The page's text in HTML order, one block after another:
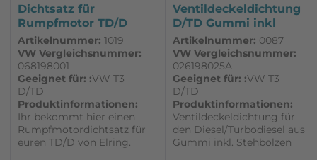
Dichtsatz für
Rumpfmotor TD/D
passend für VW T3
Artikelnummer: 1019
VW Vergleichsnummer:
068198001
Geeignet für: :VW T3
D/TD
Produktinformationen:
Ihr bekommt hier einen
Rumpfmotordichtsatz für
euren TD/D von Elring.
Ventildeckeldichtung
D/TD Gummi inkl
Stehbolzen...
Artikelnummer: 0087
VW Vergleichsnummer:
026198025A
Geeignet für: :VW T3
D/TD
Produktinformationen:
Ventildeckeldichtung für
den Diesel/Turbodiesel aus
Gummi inkl. Stehbolzen